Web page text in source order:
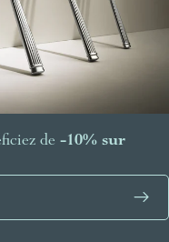
de -10% sur